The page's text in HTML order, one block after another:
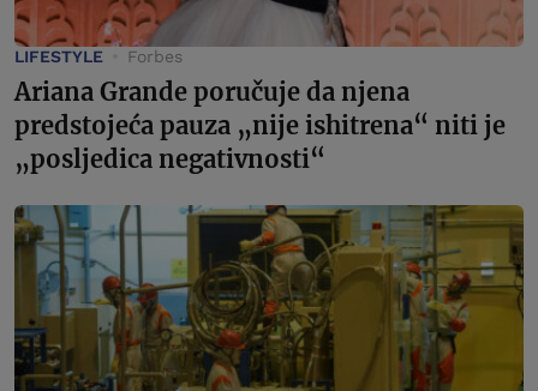
LIFESTYLE Forbes
Ariana Grande poručuje da njena
predstojeća pauza „nije ishitrena“ niti je
„posljedica negativnosti“